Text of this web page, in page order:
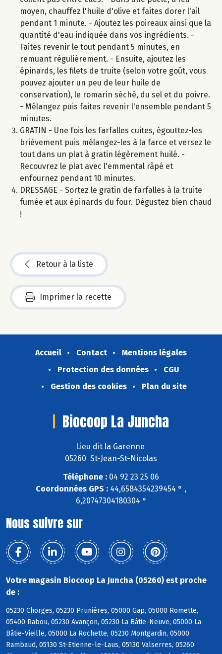
moyen, chauffez l'huile d'olive et faites dorer l'ail
pendant 1 minute. - Ajoutez les poireaux ainsi que la
quantité d'eau indiquée dans vos ingrédients. -
Faites revenir le tout pendant 5 minutes, en
remuant régulièrement. - Ensuite, ajoutez les
épinards, les filets de truite (selon votre goût, vous
pouvez ajouter un peu de leur huile de
conservation), le romarin séché, du sel et du poivre.
- Mélangez puis faites revenir l'ensemble pendant 5
minutes.
GRATIN - Une fois les farfalles cuites, égouttez-les
brièvement puis mélangez-les à la farce et versez le
tout dans un plat à gratin légèrement huilé. -
Recouvrez le plat avec l'emmental râpé et
enfournez pendant 10 minutes.
DRESSAGE - Sortez le gratin de farfalles à la truite
fumée et aux épinards du four. Dégustez bien chaud
!
Retour à la liste
Imprimer la recette
Accueil Contact
Mentions légales
Protection des données
CGU
Gestion des cookies
Plan du site
Biocoop La Juncha
Lieu dit la Garenne
05260 St-Jean-St-Nicolas
Téléphone : 04 92 23 25 06
Coordonnées GPS : 44,6584354239454 ° ,
6,20747304180304 °
Nous suivre sur
Votre magasin Biocoop La Juncha (05260) est proche
de :
05230 Chorges, 05230 Prunières, 05000 Gap, 05000 Romette,
05400 Rabou, 05230 Avançon, 05230 La Bâtie-Neuve, 05000 La
Bâtie-Vieille, 05000 La Rochette, 05230 Montgardin, 05000
Rambaud, 05130 St-Etienne-le-Laus, 05130 Valserres, 05260